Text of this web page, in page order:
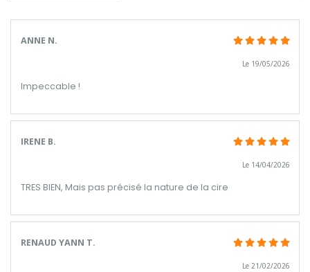
ANNE N.
Le 19/05/2026
Impeccable !
IRENE B.
Le 14/04/2026
TRES BIEN, Mais pas précisé la nature de la cire
RENAUD YANN T.
Le 21/02/2026